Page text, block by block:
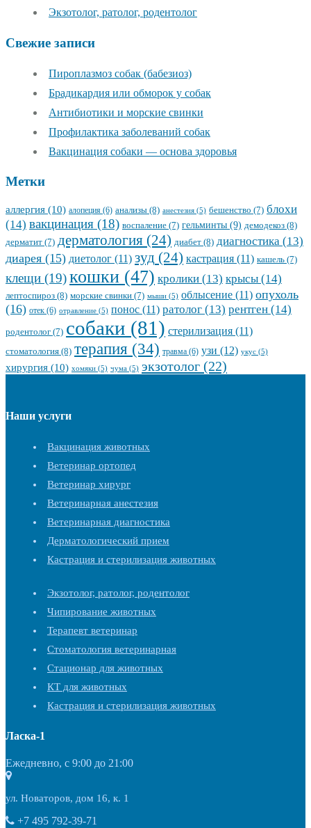
Экзотолог, ратолог, родентолог
Свежие записи
Пироплазмоз собак (бабезиоз)
Брадикардия или обморок у собак
Антибиотики и морские свинки
Профилактика заболеваний собак
Вакцинация собаки — основа здоровья
Метки
аллергия (10) алопеция (6) анализы (8) анестезия (5) бешенство (7) блохи
(14) вакцинация (18) воспаление (7) гельминты (9) демодекоз (8)
дерматит (7) дерматология (24) диабет (8) диагностика (13)
диарея (15) диетолог (11) зуд (24) кастрация (11) кашель (7)
клещи (19)кошки (47) кролики (13) крысы (14)
лептоспироз (8) морские свинки (7) мыши (5) облысение (11) опухоль
(16) отек (6) отравление (5) понос (11) ратолог (13) рентген (14)
родентолог (7) собаки (81) стерилизация (11)
стоматология (8) терапия (34) травма (6) узи (12) укус (5)
хирургия (10) хомяки (5) чума (5) экзотолог (22)
Наши услуги
Вакцинация животных
Ветеринар ортопед
Ветеринар хирург
Ветеринарная анестезия
Ветеринарная диагностика
Дерматологический прием
Кастрация и стерилизация животных
Экзотолог, ратолог, родентолог
Чипирование животных
Терапевт ветеринар
Стоматология ветеринарная
Стационар для животных
КТ для животных
Кастрация и стерилизация животных
Ласка-1
Ежедневно, с 9:00 до 21:00
ул. Новаторов, дом 16, к. 1
+7 495 792-39-71